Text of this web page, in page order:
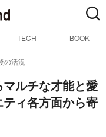
TECH BOOK
の活況
ルチな才能と愛
ィ各方面から寄